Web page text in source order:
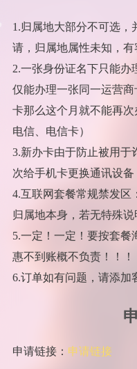
1.归属地大部分不可选，
请，归属地属性未知，有
2.一张身份证名下只能办
仅能办理一张同一运营
卡那么这个月就不能再
电信、电信卡）
3.新办卡由于防止被用于
次给手机卡更换通讯设备
4.互联网套餐常规禁发区
归属地本身，若无特殊说
5.一定！一定！要按套
惠不到账概不负责！！！
6.订单如有问题，请添加
申请链接： 申请链接